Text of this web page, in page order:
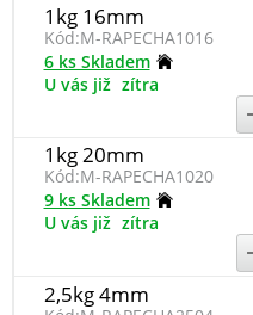
1kg 16mm
Kód:M-RAPECHA1016
6 ks Skladem
U vás již zítra
1kg 20mm
Kód:M-RAPECHA1020
9 ks Skladem
U vás již zítra
2,5kg 4mm